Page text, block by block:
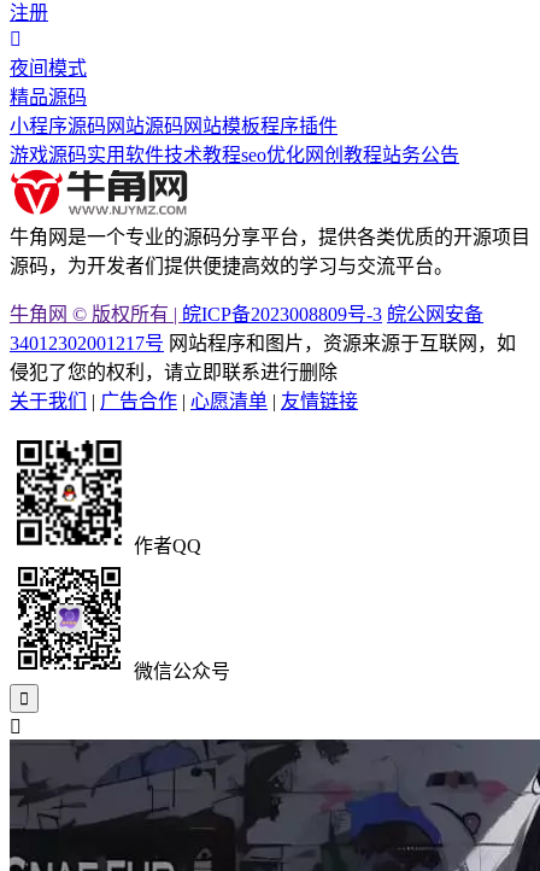
注册
夜间模式
精品源码
小程序源码 网站源码 网站模板程序插件
游戏源码实用软件技术教程seo优化网创教程站务公告
牛角网是一个专业的源码分享平台，提供各类优质的开源项目
源码，为开发者们提供便捷高效的学习与交流平台。
牛角网 © 版权所有 | 皖ICP备2023008809号-3 皖公网安备
34012302001217号 网站程序和图片，资源来源于互联网，如
侵犯了您的权利，请立即联系进行删除
关于我们
| 广告合作 | 心愿清单 | 友情链接
作者QQ
微信公众号